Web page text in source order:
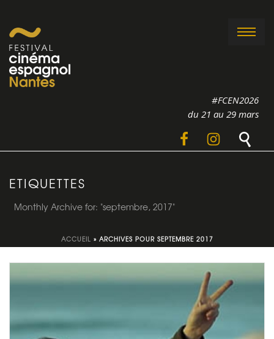
#FCEN2026
du 21 au 29 mars
ETIQUETTES
Monthly Archive for: "septembre, 2017"
ACCUEIL » ARCHIVES POUR SEPTEMBRE 2017